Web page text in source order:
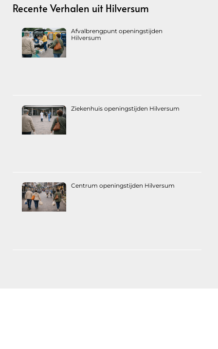
Recente Verhalen uit Hilversum
Afvalbrengpunt openingstijden
Hilversum
Ziekenhuis openingstijden Hilversum
Centrum openingstijden Hilversum